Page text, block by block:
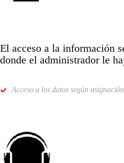
El acceso a la información
donde el administrador le
Acceso a los datos según